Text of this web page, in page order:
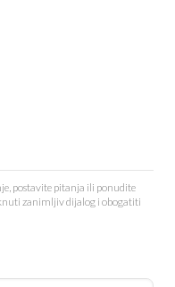
postavite pitanja ili ponudite
zanimljiv dijalog i obogatiti